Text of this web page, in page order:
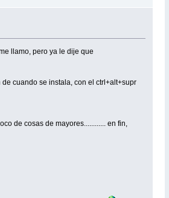
llamo, pero ya le dije que
cuando se instala, con el ctrl+alt+supr
de cosas de mayores............ en fin,